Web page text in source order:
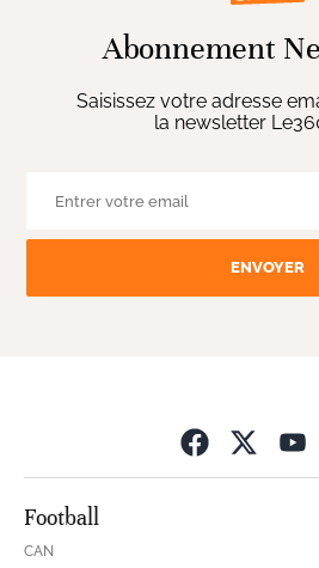
Abonnement
Saisissez votre adresse
la newsletter
ENVOYER
Football
CAN